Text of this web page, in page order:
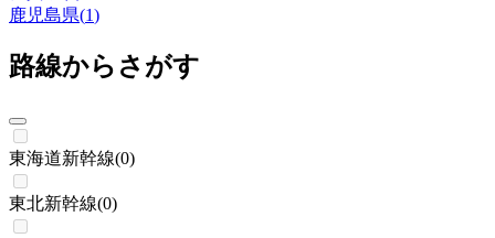
鹿児島県(1)
路線からさがす
東海道新幹線(0)
東北新幹線(0)